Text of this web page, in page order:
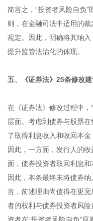
简言之，“投资者风险自负
则，在金融司法中适用的
规定。因此，明确将其纳
提升监管法治化的体现。
五、《证券法》25条修改建
在《证券法》修改过程中
层面。考虑到债券与股票
了取得利息收入和收回本金
因此，一方面，发行人的
面，债券投资者取回利息和
因此，本条最终未将债券
言，前述理由尚值得在更
者的权利与债券投资者风